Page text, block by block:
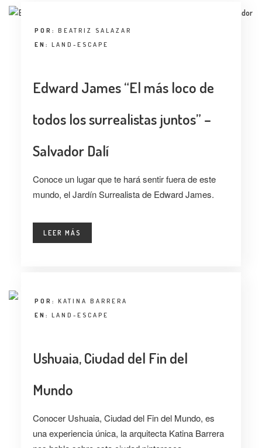
POR: BEATRIZ SALAZAR
EN: LAND-ESCAPE
Edward James “El más loco de
todos los surrealistas juntos” –
Salvador Dalí
Conoce un lugar que te hará sentir fuera de este
mundo, el Jardín Surrealista de Edward James.
LEER MÁS
POR: KATINA BARRERA
EN: LAND-ESCAPE
Ushuaia, Ciudad del Fin del
Mundo
Conocer Ushuaia, Ciudad del Fin del Mundo, es
una experiencia única, la arquitecta Katina Barrera